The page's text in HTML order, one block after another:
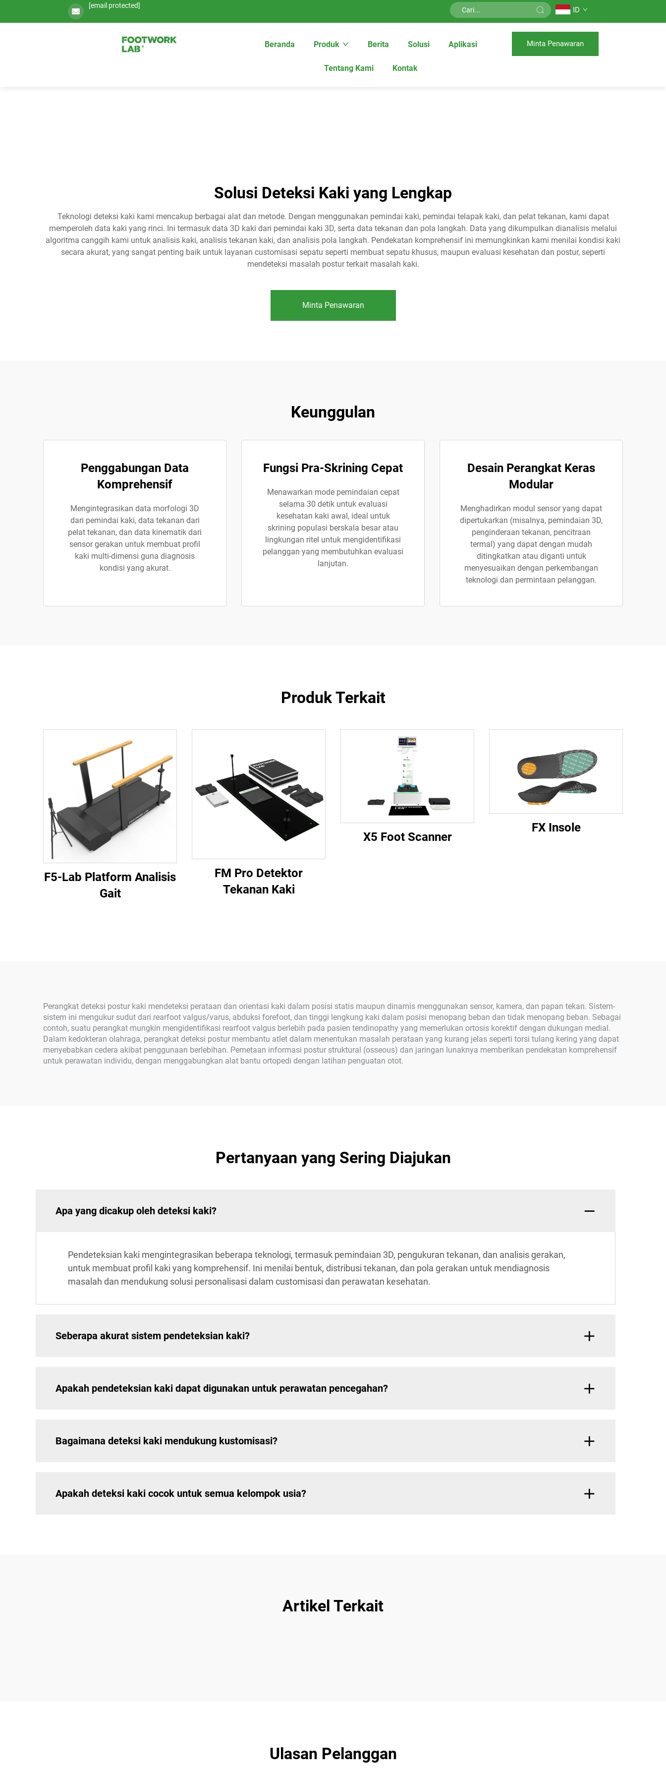
[email protected] ID
Beranda Produk Berita Solusi Aplikasi
Tentang Kami Kontak
Minta Penawaran
Solusi Deteksi Kaki yang Lengkap
Teknologi deteksi kaki kami mencakup berbagai alat dan metode. Dengan menggunakan pemindai kaki, pemindai telapak kaki, dan pelat tekanan, kami dapat
memperoleh data kaki yang rinci. Ini termasuk data 3D kaki dari pemindai kaki 3D, serta data tekanan dan pola langkah. Data yang dikumpulkan dianalisis melalui
algoritma canggih kami untuk analisis kaki, analisis tekanan kaki, dan analisis pola langkah. Pendekatan komprehensif ini memungkinkan kami menilai kondisi kaki
secara akurat, yang sangat penting baik untuk layanan customisasi sepatu seperti membuat sepatu khusus, maupun evaluasi kesehatan dan postur, seperti
mendeteksi masalah postur terkait masalah kaki.
Minta Penawaran
Keunggulan
Penggabungan Data
Komprehensif
Mengintegrasikan data morfologi 3D
dari pemindai kaki, data tekanan dari
pelat tekanan, dan data kinematik dari
sensor gerakan untuk membuat profil
kaki multi-dimensi guna diagnosis
kondisi yang akurat.
Fungsi Pra-Skrining Cepat
Menawarkan mode pemindaian cepat
selama 30 detik untuk evaluasi
kesehatan kaki awal, ideal untuk
skrining populasi berskala besar atau
lingkungan ritel untuk mengidentifikasi
pelanggan yang membutuhkan evaluasi
lanjutan.
Desain Perangkat Keras
Modular
Menghadirkan modul sensor yang dapat
dipertukarkan (misalnya, pemindaian 3D,
penginderaan tekanan, pencitraan
termal) yang dapat dengan mudah
ditingkatkan atau diganti untuk
menyesuaikan dengan perkembangan
teknologi dan permintaan pelanggan.
Produk Terkait
F5-Lab Platform Analisis
Gait
FM Pro Detektor
Tekanan Kaki
X5 Foot Scanner
FX Insole
Perangkat deteksi postur kaki mendeteksi perataan dan orientasi kaki dalam posisi statis maupun dinamis menggunakan sensor, kamera, dan papan tekan. Sistem-
sistem ini mengukur sudut dari rearfoot valgus/varus, abduksi forefoot, dan tinggi lengkung kaki dalam posisi menopang beban dan tidak menopang beban. Sebagai
contoh, suatu perangkat mungkin mengidentifikasi rearfoot valgus berlebih pada pasien tendinopathy yang memerlukan ortosis korektif dengan dukungan medial.
Dalam kedokteran olahraga, perangkat deteksi postur membantu atlet dalam menentukan masalah perataan yang kurang jelas seperti torsi tulang kering yang dapat
menyebabkan cedera akibat penggunaan berlebihan. Pemetaan informasi postur struktural (osseous) dan jaringan lunaknya memberikan pendekatan komprehensif
untuk perawatan individu, dengan menggabungkan alat bantu ortopedi dengan latihan penguatan otot.
Pertanyaan yang Sering Diajukan
Apa yang dicakup oleh deteksi kaki?
Pendeteksian kaki mengintegrasikan beberapa teknologi, termasuk pemindaian 3D, pengukuran tekanan, dan analisis gerakan,
untuk membuat profil kaki yang komprehensif. Ini menilai bentuk, distribusi tekanan, dan pola gerakan untuk mendiagnosis
masalah dan mendukung solusi personalisasi dalam customisasi dan perawatan kesehatan.
Seberapa akurat sistem pendeteksian kaki?
Apakah pendeteksian kaki dapat digunakan untuk perawatan pencegahan?
Bagaimana deteksi kaki mendukung kustomisasi?
Apakah deteksi kaki cocok untuk semua kelompok usia?
Artikel Terkait
Ulasan Pelanggan